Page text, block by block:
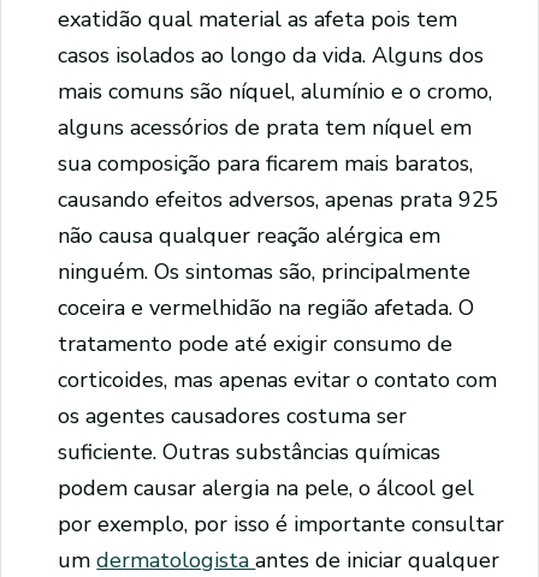
exatidão qual material as afeta pois tem
casos isolados ao longo da vida. Alguns dos
mais comuns são níquel, alumínio e o cromo,
alguns acessórios de prata tem níquel em
sua composição para ficarem mais baratos,
causando efeitos adversos, apenas prata 925
não causa qualquer reação alérgica em
ninguém. Os sintomas são, principalmente
coceira e vermelhidão na região afetada. O
tratamento pode até exigir consumo de
corticoides, mas apenas evitar o contato com
os agentes causadores costuma ser
suficiente. Outras substâncias químicas
podem causar alergia na pele, o álcool gel
por exemplo, por isso é importante consultar
umdermatologistaantes de iniciar qualquer